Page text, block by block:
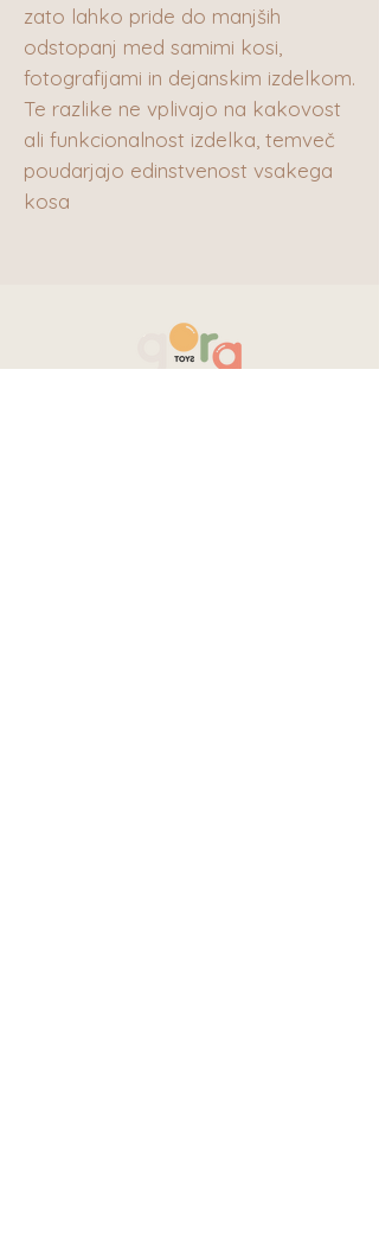
zato lahko pride do manjših
odstopanj med samimi kosi,
fotografijami in dejanskim izdelkom.
Te razlike ne vplivajo na kakovost
ali funkcionalnost izdelka, temveč
poudarjajo edinstvenost vsakega
kosa